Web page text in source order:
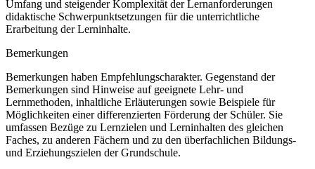
Umfang und steigender Komplexität der Lernanforderungen
didaktische Schwerpunktsetzungen für die unterrichtliche
Erarbeitung der Lerninhalte.
Bemerkungen
Bemerkungen haben Empfehlungscharakter. Gegenstand der
Bemerkungen sind Hinweise auf geeignete Lehr- und
Lernmethoden, inhaltliche Erläuterungen sowie Beispiele für
Möglichkeiten einer differenzierten Förderung der Schüler. Sie
umfassen Bezüge zu Lernzielen und Lerninhalten des gleichen
Faches, zu anderen Fächern und zu den überfachlichen Bildungs-
und Erziehungszielen der Grundschule.